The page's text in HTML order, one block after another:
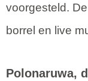
voorgesteld.
borrel en live
Polonaruwa,